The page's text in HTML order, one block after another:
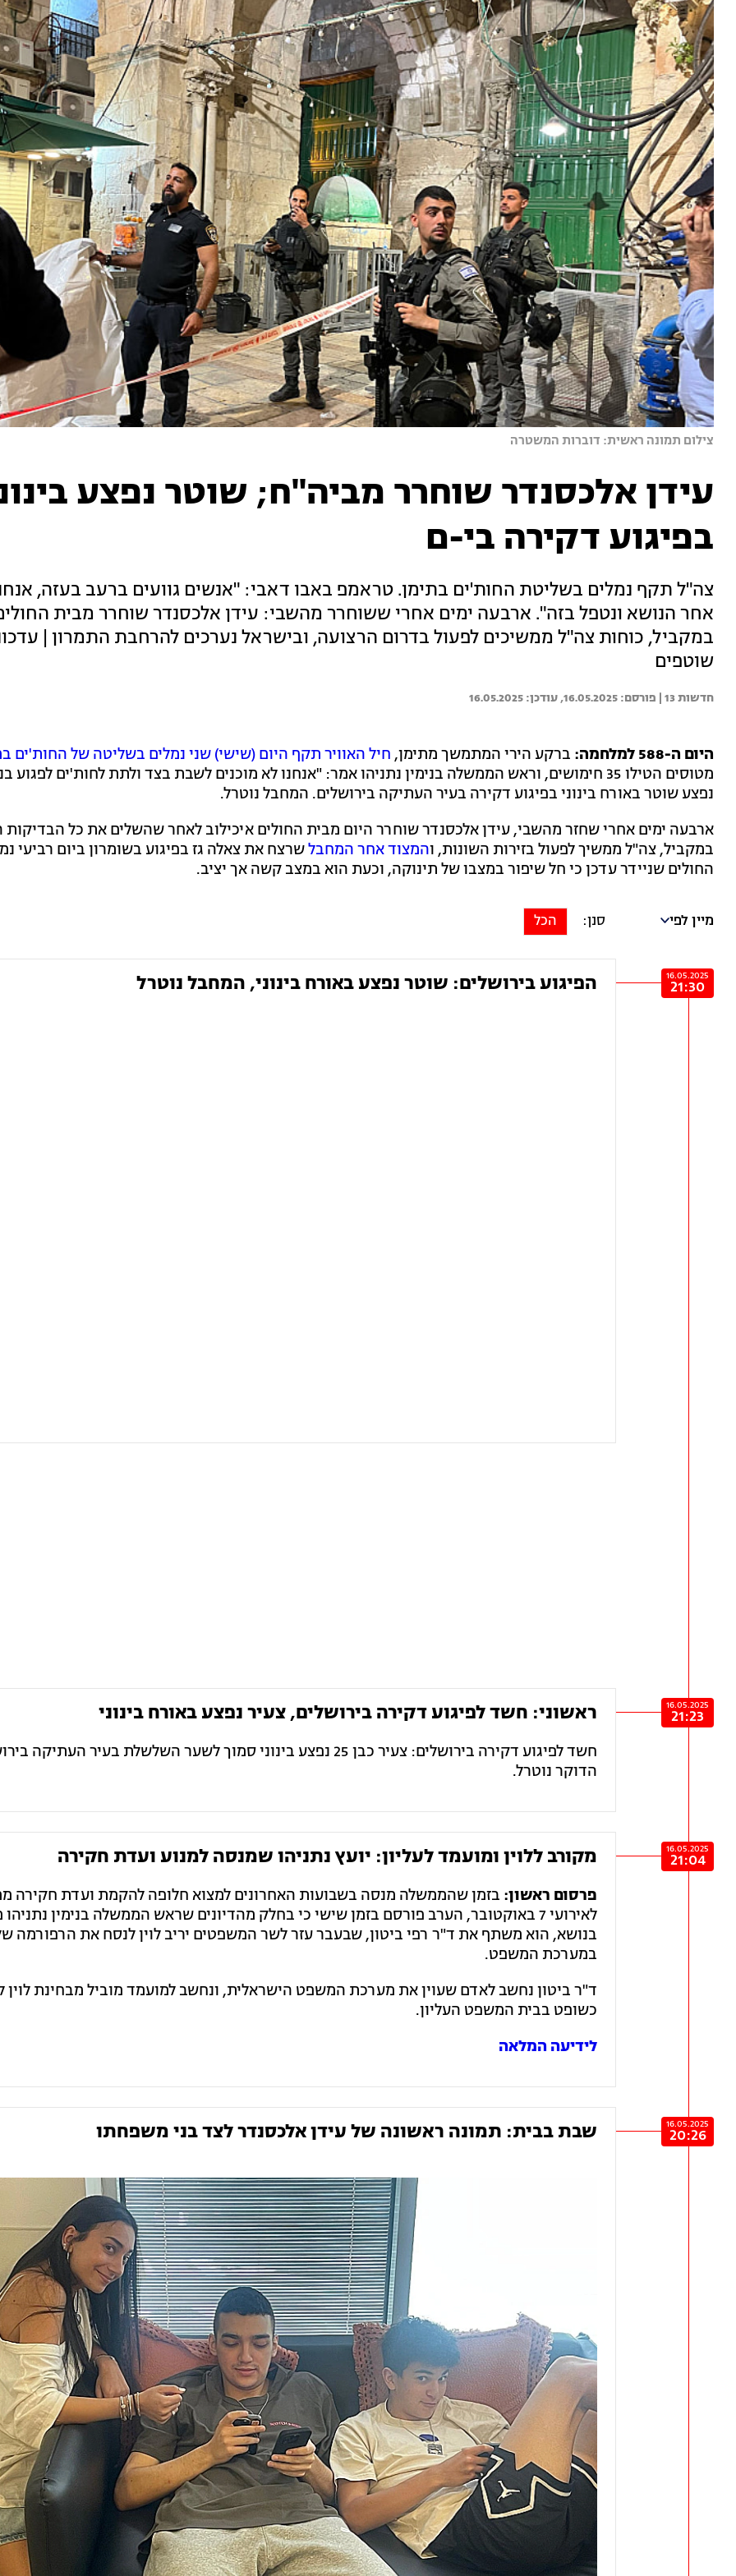
צילום תמונה ראשית: דוברות המשטרה
עידן אלכסנדר שוחרר מביה"ח; שוטר נפצע
בפיגוע דקירה בי-ם
צה"ל תקף נמלים בשליטת החות'ים בתימן. טראמפ באבו דאבי: "אנשים גוועים ברעב בעזה,
אחר הנושא ונטפל בזה". ארבעה ימים אחרי ששוחרר מהשבי: עידן אלכסנדר שוחרר מבית
במקביל, כוחות צה"ל ממשיכים לפעול בדרום הרצועה, ובישראל נערכים להרחבת התמרון |
שוטפים
חדשות 13 | 16.05.2025
16.05.2025
היום ה-588 למלחמה: ברקע הירי המתמשך מתימן, חיל האוויר תקף היום (שישי) שני נמלים בשליטה של החות'ים
מטוסים הטילו 35 חימושים, וראש הממשלה בנימין נתניהו אמר: "אנחנו לא מוכנים לשבת בצד ולתת לחות'ים לפגוע
נפצע שוטר באורח בינוני בפיגוע דקירה בעיר העתיקה בירושלים. המחבל נוטרל.
ארבעה ימים אחרי שחזר מהשבי, עידן אלכסנדר שוחרר היום מבית החולים איכילוב לאחר שהשלים את כל
במקביל, צה"ל ממשיך לפעול בזירות השונות, והמצוד אחר המחבלשרצח את צאלה גז בפיגוע בשומרון ביום רביעי
החולים שניידר עדכן כי חל שיפור במצבו של תינוקה, וכעת הוא במצב קשה אך יציב.
מיין לפי הכל
16.05.2025
21:30 הפיגוע בירושלים: שוטר נפצע באורח בינוני, המחבל נוטרל
16.05.2025
21:23 ראשוני: חשד לפיגוע דקירה בירושלים, צעיר נפצע באורח בינוני
חשד לפיגוע דקירה בירושלים: צעיר כבן 25 נפצע בינוני סמוך לשער השלשלת בעיר העתיקה
הדוקר נוטרל.
16.05.2025
21:04 מקורב ללוין ומועמד לעליון: יועץ נתניהו שמנסה למנוע ועדת חקירה
פרסום ראשון: בזמן שהממשלה מנסה בשבועות האחרונים למצוא חלופה להקמת ועדת חקירה
לאירועי 7 באוקטובר, הערב פורסם בזמן שישי כי בחלק מהדיונים שראש הממשלה בנימין
בנושא, הוא משתף את ד"ר רפי ביטון, שבעבר עזר לשר המשפטים יריב לוין לנסח את הרפורמה
במערכת המשפט.
ד"ר ביטון נחשב לאדם שעוין את מערכת המשפט הישראלית, ונחשב למועמד מוביל מבחינת לוין
כשופט בבית המשפט העליון.
לידיעה המלאה
16.05.2025
20:26 שבת בבית: תמונה ראשונה של עידן אלכסנדר לצד בני משפחתו